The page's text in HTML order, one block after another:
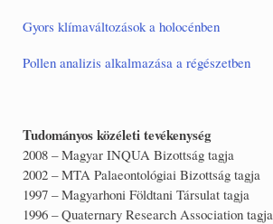
Gyors klímaváltozások a holocénben
Pollen analizis alkalmazása a régészetben
Tudományos közéleti tevékenység
2008 – Magyar INQUA Bizottság tagja
2002 – MTA Palaeontológiai Bizottság tagja
1997 – Magyarhoni Földtani Társulat tagja
1996 – Quaternary Research Association tagja